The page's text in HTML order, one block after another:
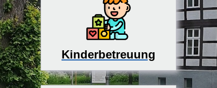
Kinderbetreuung